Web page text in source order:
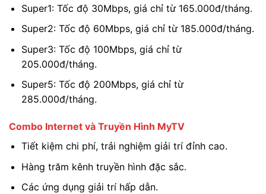
Super1: Tốc độ 30Mbps, giá chỉ từ 165.000đ/tháng.
Super2: Tốc độ 60Mbps, giá chỉ từ 185.000đ/tháng.
Super3: Tốc độ 100Mbps, giá chỉ từ
205.000đ/tháng.
Super5: Tốc độ 200Mbps, giá chỉ từ
285.000đ/tháng.
Combo Internet và Truyền Hình MyTV
Tiết kiệm chi phí, trải nghiệm giải trí đỉnh cao.
Hàng trăm kênh truyền hình đặc sắc.
Các ứng dụng giải trí hấp dẫn.